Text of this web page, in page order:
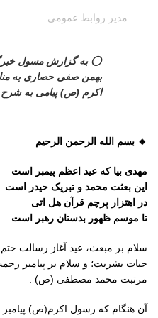
مدیر روابط عمومی
⭕
بهمن صفی حصاری به
اکرم (ص) پیامی به شرح
🔸️ بسم الله الرحمن الرحیم
مهدی بیا که عید اعظم پیمبر است
این بعثت محمد و تبریک حیدر است
در اهتزار پرچم قرآن هل اتی
تا موسم ظهور بدستان رهبر است
سلام بر مبعث، عید آغاز رسالت
حیات بشریت؛ و سلام بر پیامبر
مرتبت محمد مصطفی (ص) .
آن هنگام که رسول اکرم(ص) پیامبر